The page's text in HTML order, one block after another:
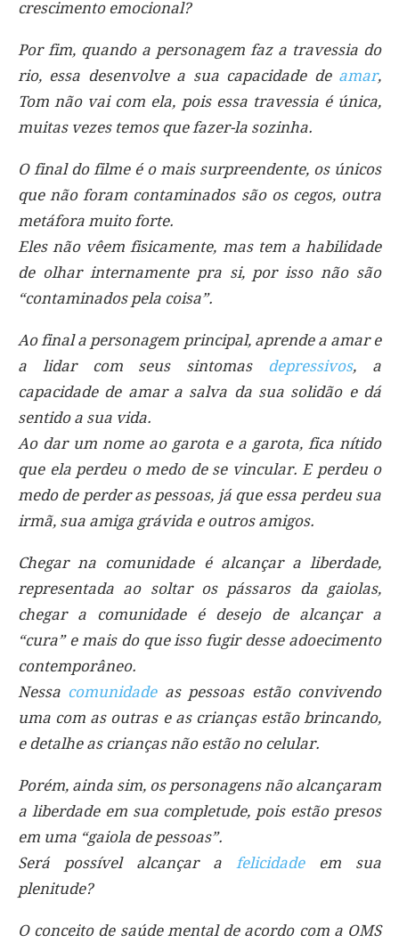
crescimento emocional?
Por fim, quando a personagem faz a travessia do
rio, essa desenvolve a sua capacidade de amar,
Tom não vai com ela, pois essa travessia é única,
muitas vezes temos que fazer-la sozinha.
O final do filme é o mais surpreendente, os únicos
que não foram contaminados são os cegos, outra
metáfora muito forte.
Eles não vêem fisicamente, mas tem a habilidade
de olhar internamente pra si, por isso não são
“contaminados pela coisa”.
Ao final a personagem principal, aprende a amar e
a lidar com seus sintomas depressivos, a
capacidade de amar a salva da sua solidão e dá
sentido a sua vida.
Ao dar um nome ao garota e a garota, fica nítido
que ela perdeu o medo de se vincular. E perdeu o
medo de perder as pessoas, já que essa perdeu sua
irmã, sua amiga grávida e outros amigos.
Chegar na comunidade é alcançar a liberdade,
representada ao soltar os pássaros da gaiolas,
chegar a comunidade é desejo de alcançar a
“cura” e mais do que isso fugir desse adoecimento
contemporâneo.
Nessa comunidadeas pessoas estão convivendo
uma com as outras e as crianças estão brincando,
e detalhe as crianças não estão no celular.
Porém, ainda sim, os personagens não alcançaram
a liberdade em sua completude, pois estão presos
em uma “gaiola de pessoas”.
Será possível alcançar a felicidadeem sua
plenitude?
O conceito de saúde mental de acordo com a OMS